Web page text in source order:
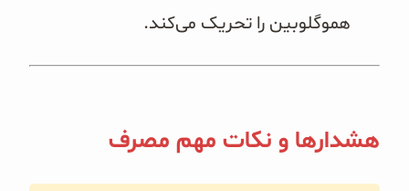
هموگلوبین را تحریک می‌کند.
هشدارها و نکات مهم مصرف